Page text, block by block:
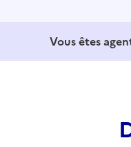
Vous êtes